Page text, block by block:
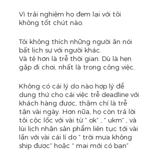
Vì trải nghiệm họ đem lại với tôi
không tốt chút nào.
Tôi không thích những người ăn nói
bất lịch sự với người khác.
Và tệ hơn là trễ thời gian. Dù là hẹn
gặp đi chơi, nhất là trong công việc.
Không có cái lý do nào hợp lý để
dung thứ cho cái việc trễ deadline với
khách hàng được, thậm chí là trễ
tận vài ngày. Hơn nữa, họ còn trả lời
tôi cộc lốc với vài từ “ ok” , “ ukm” , và
lùi lịch nhận sản phẩm liên tục tới vài
lần với vài cái lí do “ trời mưa không
ship được” hoặc “ mai mới có bạn”